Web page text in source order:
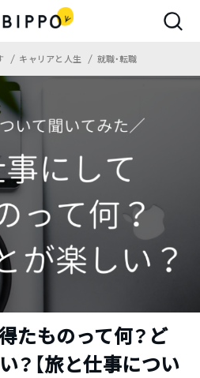
キャリアと人生 就職・転職
たものって何？ど
？【旅と仕事につい